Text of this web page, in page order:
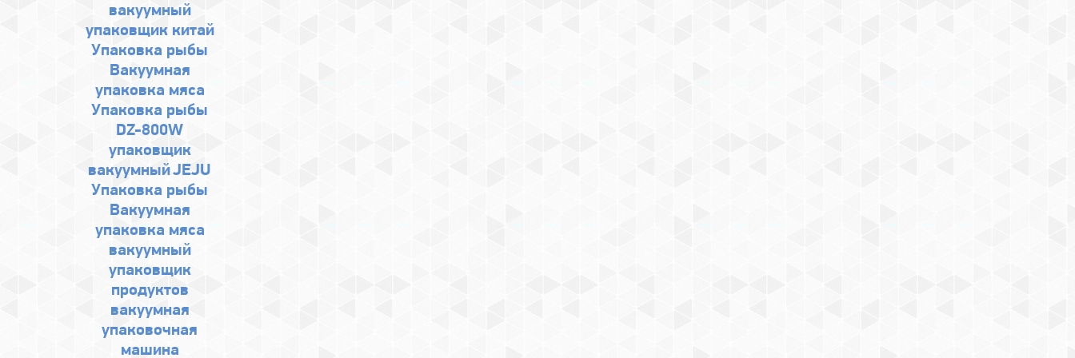
вакуумный
упаковщик китай
Упаковка рыбы
Вакуумная
упаковка мяса
Упаковка рыбы
DZ-800W
упаковщик
вакуумныйJEJU
Упаковка рыбы
Вакуумная
упаковка мяса
вакуумный
упаковщик
продуктов
вакуумная
упаковочная
машина